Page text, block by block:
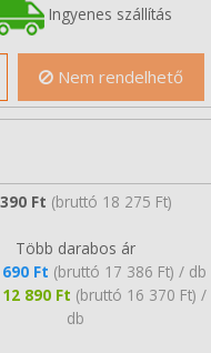
Ingyenes szállítás
Nem rendelhető
Ft (bruttó 18 275 Ft)
Több darabos ár
Ft (bruttó 17 386 Ft) / db
12 890 Ft (bruttó 16 370 Ft) /
db